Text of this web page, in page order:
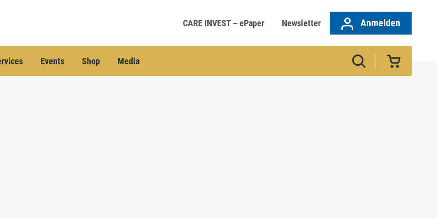
CARE INVEST – ePaper Newsletter Anmelden
Events Shop Media